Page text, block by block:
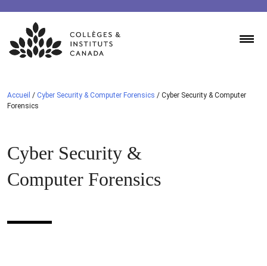
Skip
content
Accueil / Cyber Security & Computer Forensics / Cyber Security & Computer
Forensics
Cyber Security &
Computer Forensics